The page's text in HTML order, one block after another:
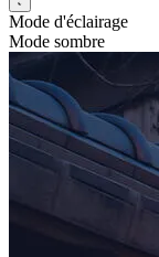
Mode d'éclairage
Mode sombre